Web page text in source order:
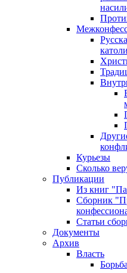
Курьезы
Сколько
Публикации
Из книг
Сборник
Статьи
Документы
Архив
Власть